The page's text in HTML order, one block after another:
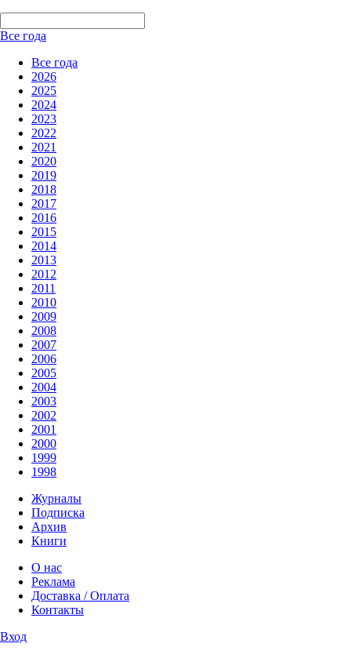
Все года
Все года
2026
2025
2024
2023
2022
2021
2020
2019
2018
2017
2016
2015
2014
2013
2012
2011
2010
2009
2008
2007
2006
2005
2004
2003
2002
2001
2000
1999
1998
Журналы
Подписка
Архив
Книги
О нас
Реклама
Доставка / Оплата
Контакты
Вход